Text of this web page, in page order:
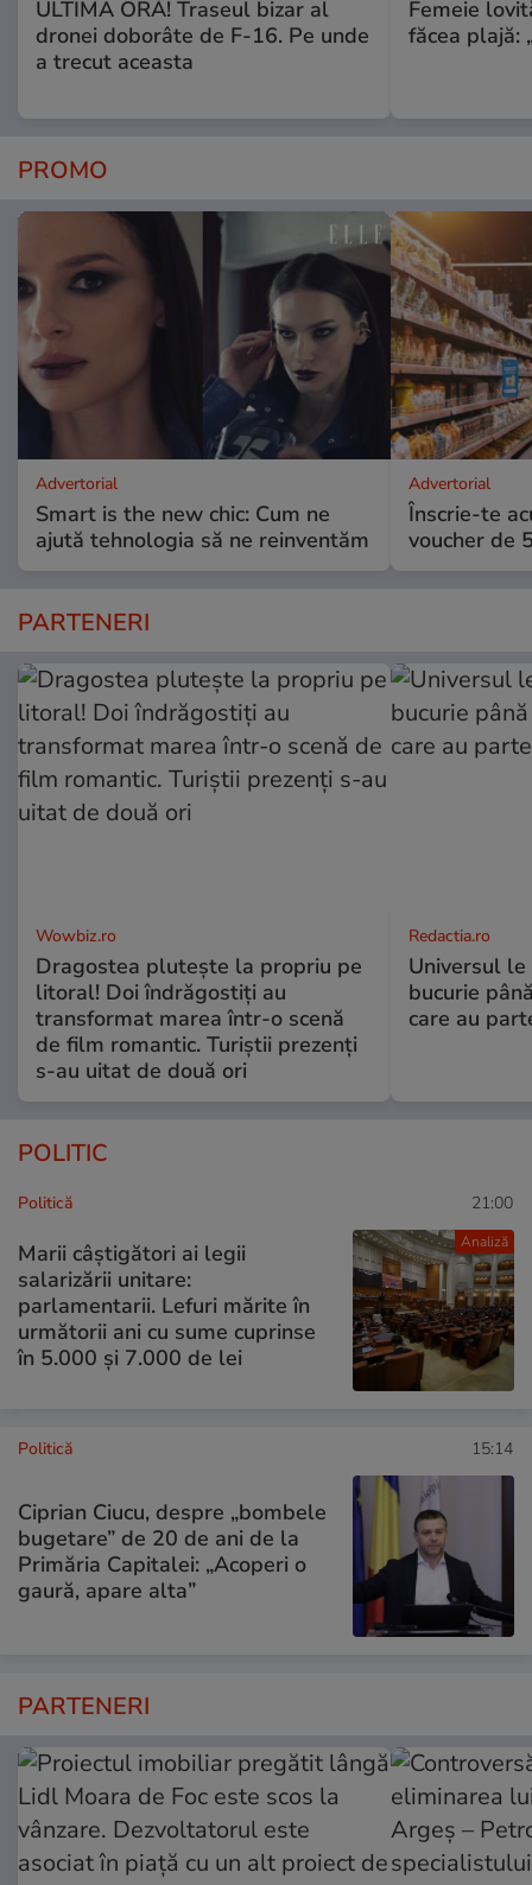
ULTIMA ORĂ! Traseul bizar al
dronei doborâte de F-16. Pe unde
a trecut aceasta
Femeie
făcea plajă:
PROMO
Advertorial
Smart is the new chic: Cum ne
ajută tehnologia să ne reinventăm
Advertorial
Înscrie-te
voucher de
PARTENERI
Wowbiz.ro
Dragostea plutește la propriu pe
litoral! Doi îndrăgostiți au
transformat marea într-o scenă
de film romantic. Turiștii prezenți
s-au uitat de două ori
Redactia.ro
Universul
bucurie
care au
POLITIC
Analiză
Politică 21:00
Marii câștigători ai legii
salarizării unitare:
parlamentarii. Lefuri mărite în
următorii ani cu sume cuprinse
în 5.000 și 7.000 de lei
Politică 15:14
Ciprian Ciucu, despre „bombele
bugetare” de 20 de ani de la
Primăria Capitalei: „Acoperi o
gaură, apare alta”
PARTENERI